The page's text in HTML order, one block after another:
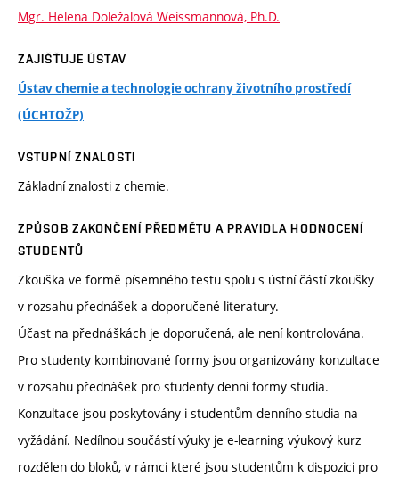
Mgr. Helena Doležalová Weissmannová, Ph.D.
ZAJIŠŤUJE ÚSTAV
Ústav chemie a technologie ochrany životního prostředí
(ÚCHTOŽP)
VSTUPNÍ ZNALOSTI
Základní znalosti z chemie.
ZPŮSOB ZAKONČENÍ PŘEDMĚTU A PRAVIDLA HODNOCENÍ
STUDENTŮ
Zkouška ve formě písemného testu spolu s ústní částí zkoušky
v rozsahu přednášek a doporučené literatury.
Účast na přednáškách je doporučená, ale není kontrolována.
Pro studenty kombinované formy jsou organizovány konzultace
v rozsahu přednášek pro studenty denní formy studia.
Konzultace jsou poskytovány i studentům denního studia na
vyžádání. Nedílnou součástí výuky je e-learning výukový kurz
rozdělen do bloků, v rámci které jsou studentům k dispozici pro